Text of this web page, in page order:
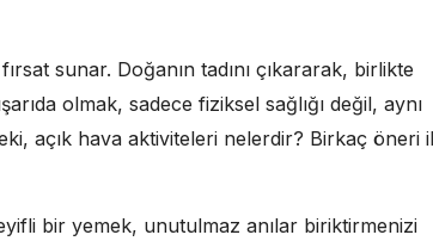
sunar. Doğanın tadını çıkararak, birlikte
olmak, sadece fiziksel sağlığı değil, aynı
açık hava aktiviteleri nelerdir? Birkaç öneri
bir yemek, unutulmaz anılar biriktirmenizi